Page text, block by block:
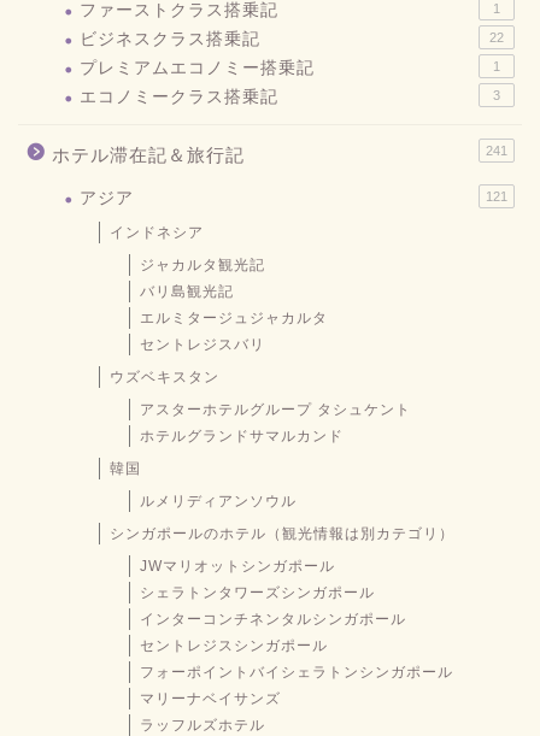
ファーストクラス搭乗記 1
ビジネスクラス搭乗記 22
プレミアムエコノミー搭乗記 1
エコノミークラス搭乗記 3
ホテル滞在記＆旅行記 241
アジア 121
インドネシア
ジャカルタ観光記
バリ島観光記
エルミタージュジャカルタ
セントレジスバリ
ウズベキスタン
アスターホテルグループ タシュケント
ホテルグランドサマルカンド
韓国
ルメリディアンソウル
シンガポールのホテル（観光情報は別カテゴリ）
JWマリオットシンガポール
シェラトンタワーズシンガポール
インターコンチネンタルシンガポール
セントレジスシンガポール
フォーポイントバイシェラトンシンガポール
マリーナベイサンズ
ラッフルズホテル